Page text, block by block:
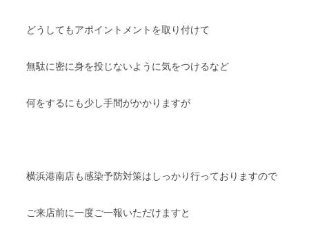
どうしてもアポイントメントを取り付けて
無駄に密に身を投じないように気をつけるなど
何をするにも少し手間がかかりますが
横浜港南店も感染予防対策はしっかり行っておりますので
ご来店前に一度ご一報いただけますと